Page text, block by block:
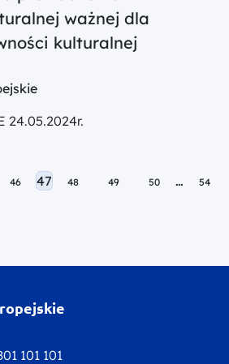
ważnej dla
kulturalnej
24.05.2024r.
46 47 48 49 50 … 54
101 101